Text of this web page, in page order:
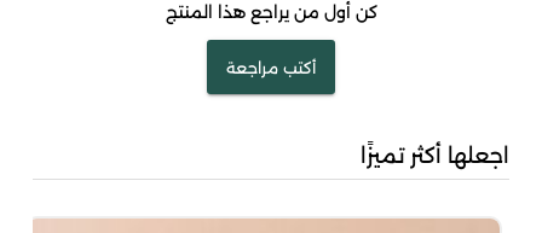
كن أول من يراجع هذا المنتج
أكتب مراجعة
اجعلها أكثر تميزًا